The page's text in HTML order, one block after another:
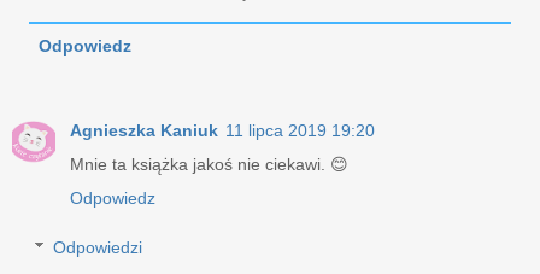
Odpowiedz
Agnieszka Kaniuk 11 lipca 2019 19:20
Mnie ta książka jakoś nie ciekawi. 😊
Odpowiedz
Odpowiedzi